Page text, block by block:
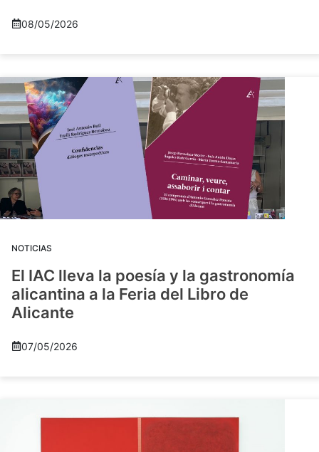
08/05/2026
NOTICIAS
El IAC lleva la poesía y la gastronomía
alicantina a la Feria del Libro de
Alicante
07/05/2026